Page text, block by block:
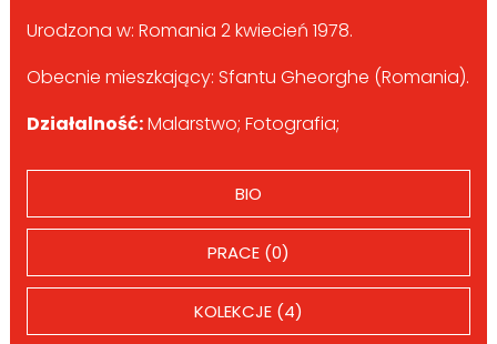
Urodzona w: Romania 2 kwiecień 1978.
Obecnie mieszkający: Sfantu Gheorghe (Romania).
Działalność:Malarstwo; Fotografia;
BIO
PRACE (0)
KOLEKCJE (4)